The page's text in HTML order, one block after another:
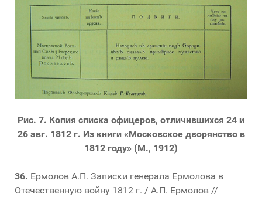
Рис. 7. Копия списка офицеров, отличившихся 24 и
26 авг. 1812 г. Из книги «Московское дворянство в
1812 году» (М., 1912)
36. Ермолов А.П. Записки генерала Ермолова в
Отечественную войну 1812 г. / А.П. Ермолов //